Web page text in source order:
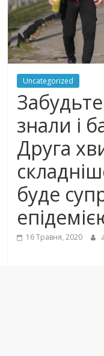
Uncategorized
знали і
Друга
буде
16 Травня, 2020